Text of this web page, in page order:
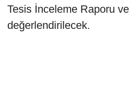
Tesis İnceleme Raporu
değerlendirilecek.